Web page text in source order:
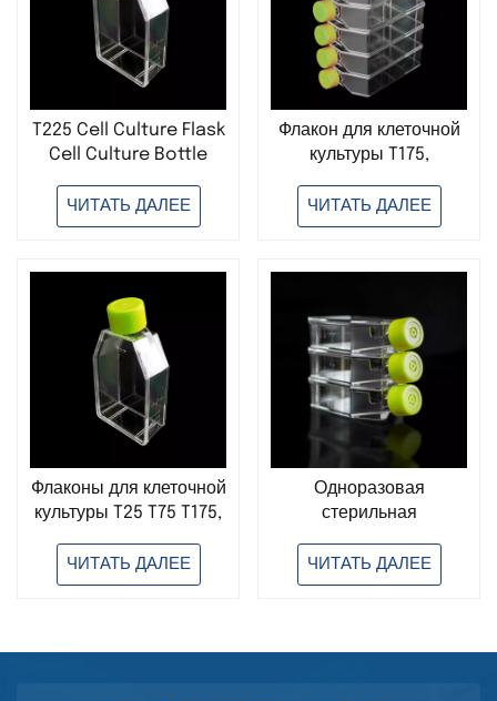
T225 Cell Culture Flask
Cell Culture Bottle
Sterile Laboratory Use
ЧИТАТЬ ДАЛЕЕ
Флакон для клеточной
культуры T175,
одноразовый,
стерильный, для
использования
ЧИТАТЬ ДАЛЕЕ
Флаконы для клеточной
культуры T25 T75 T175,
стерильные, для
лабораторного
ЧИТАТЬ ДАЛЕЕ
Одноразовая
стерильная
для клеточной культуры
T25, пластиковая колба
ЧИТАТЬ ДАЛЕЕ